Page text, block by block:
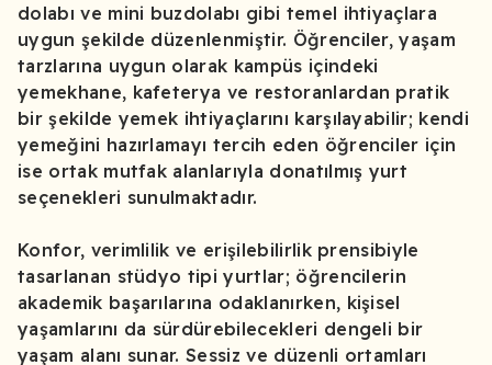
dolabı ve mini buzdolabı gibi temel ihtiyaçlara
uygun şekilde düzenlenmiştir. Öğrenciler, yaşam
tarzlarına uygun olarak kampüs içindeki
yemekhane, kafeterya ve restoranlardan pratik
bir şekilde yemek ihtiyaçlarını karşılayabilir; kendi
yemeğini hazırlamayı tercih eden öğrenciler için
ise ortak mutfak alanlarıyla donatılmış yurt
seçenekleri sunulmaktadır.
Konfor, verimlilik ve erişilebilirlik prensibiyle
tasarlanan stüdyo tipi yurtlar; öğrencilerin
akademik başarılarına odaklanırken, kişisel
yaşamlarını da sürdürebilecekleri dengeli bir
yaşam alanı sunar. Sessiz ve düzenli ortamları